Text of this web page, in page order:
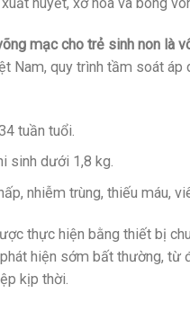
mạc cho trẻ sinh non là
Nam, quy trình tầm soát áp
tuần tuổi.
sinh dưới 1,8 kg.
nhiễm trùng, thiếu máu,
thực hiện bằng thiết bị
hiện sớm bất thường, từ
kịp thời.